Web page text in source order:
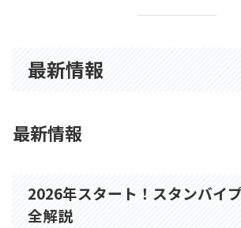
最新情報
最新情報
2026年スタート！スタンバイ
全解説